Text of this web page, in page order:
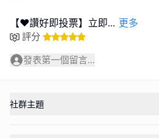
【❤️讚好即投票】立即... 更多
評分
發表第一個留言...
社群主題